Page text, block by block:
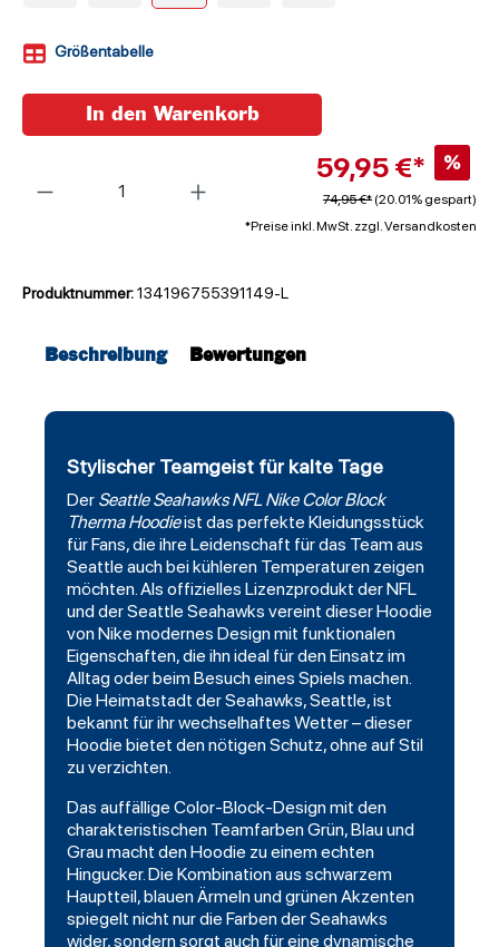
Größentabelle
59,95 €* %
74,95 €* (20.01% gespart)
*Preise inkl. MwSt. zzgl. Versandkosten
In den Warenkorb
Produktnummer:134196755391149-L
Beschreibung Bewertungen
Stylischer Teamgeist für kalte Tage
Der Seattle SeahawksNFL Nike Color Block
ThermaHoodieist das perfekte Kleidungsstück
für Fans, die ihre Leidenschaft für das Team aus
Seattle auch bei kühleren Temperaturen zeigen
möchten. Als offizielles Lizenzprodukt der NFL
und der Seattle Seahawks vereint dieser Hoodie
von Nike modernes Design mit funktionalen
Eigenschaften, die ihn ideal für den Einsatz im
Alltag oder beim Besuch eines Spiels machen.
Die Heimatstadt der Seahawks, Seattle, ist
bekannt für ihr wechselhaftes Wetter – dieser
Hoodie bietet den nötigen Schutz, ohne auf Stil
zu verzichten.
Das auffällige Color-Block-Design mit den
charakteristischen Teamfarben Grün, Blau und
Grau macht denHoodie zu einem echten
Hingucker. Die Kombination aus schwarzem
Hauptteil, blauen Ärmeln und grünen Akzenten
spiegelt nicht nur die Farben der Seahawks
wider, sondern sorgt auch für eine dynamische